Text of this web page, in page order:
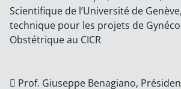
Scientifique de l’Université de
technique pour les projets de
Obstétrique au CICR
 Prof. Giuseppe Benagiano,